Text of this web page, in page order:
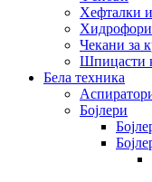
Хефталки
Хидрофори
Чекани за
Шпицасти
Бела техника
Бојлери